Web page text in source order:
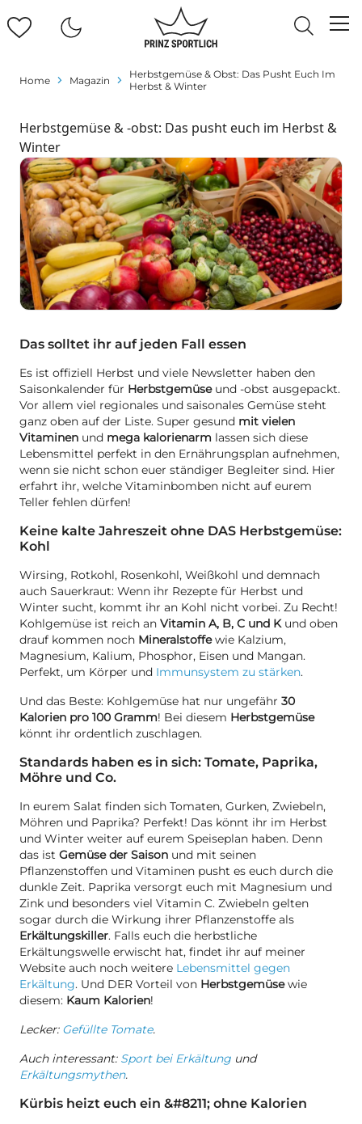
Home Magazin
Herbstgemüse & Obst: Das Pusht Euch Im
Herbst & Winter
Herbstgemüse & -obst: Das pusht euch im Herbst &
Winter
Das solltet ihr auf jeden Fall essen
Es ist offiziell Herbst und viele Newsletter haben den
Saisonkalender für Herbstgemüseund -obst ausgepackt.
Vor allem viel regionales und saisonales Gemüse steht
ganz oben auf der Liste. Super gesund mit vielen
Vitaminen und mega kalorienarm lassen sich diese
Lebensmittel perfekt in den Ernährungsplan aufnehmen,
wenn sie nicht schon euer ständiger Begleiter sind. Hier
erfahrt ihr, welche Vitaminbomben nicht auf eurem
Teller fehlen dürfen!
Keine kalte Jahreszeit ohne DAS Herbstgemüse:
Kohl
Wirsing, Rotkohl, Rosenkohl, Weißkohl und demnach
auch Sauerkraut: Wenn ihr Rezepte für Herbst und
Winter sucht, kommt ihr an Kohl nicht vorbei. Zu Recht!
Kohlgemüse ist reich an Vitamin A, B, C und Kund oben
drauf kommen noch Mineralstoffewie Kalzium,
Magnesium, Kalium, Phosphor, Eisen und Mangan.
Perfekt, um Körper und Immunsystem zu stärken.
Und das Beste: Kohlgemüse hat nur ungefähr 30
Kalorien pro 100 Gramm! Bei diesem Herbstgemüse
könnt ihr ordentlich zuschlagen.
Standards haben es in sich: Tomate, Paprika,
Möhre und Co.
In eurem Salat finden sich Tomaten, Gurken, Zwiebeln,
Möhren und Paprika? Perfekt! Das könnt ihr im Herbst
und Winter weiter auf eurem Speiseplan haben. Denn
das ist Gemüse der Saison und mit seinen
Pflanzenstoffen und Vitaminen pusht es euch durch die
dunkle Zeit. Paprika versorgt euch mit Magnesium und
Zink und besonders viel Vitamin C. Zwiebeln gelten
sogar durch die Wirkung ihrer Pflanzenstoffe als
Erkältungskiller. Falls euch die herbstliche
Erkältungswelle erwischt hat, findet ihr auf meiner
Website auch noch weitere Lebensmittel gegen
Erkältung. Und DER Vorteil von Herbstgemüsewie
diesem: Kaum Kalorien!
Lecker: Gefüllte Tomate.
Auch interessant: Sport bei Erkältung und
Erkältungsmythen.
Kürbis heizt euch ein &#8211; ohne Kalorien